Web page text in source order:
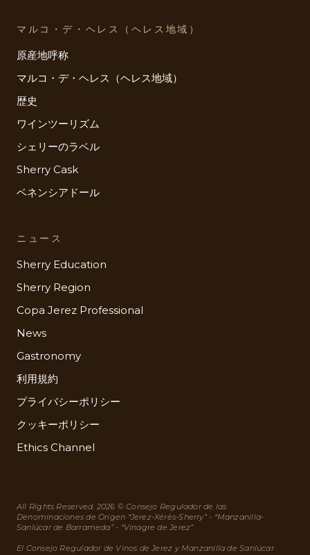
マルコ・デ・ヘレス（ヘレス地域）
原産地呼称
マルコ・デ・ヘレス（ヘレス地域）
歴史
ワインツーリズム
シェリーのラベル
Sherry Cask
ベネンシアドール
ニュース
Sherry Education
Sherry Region
Copa Jerez Professional
News
Gastronomy
利用規約
プライバシーポリシー
クッキーポリシー
Ethics Channel
All Rights Reserved. 2026 © Consejo Regulador de las
Denominaciones de Origen “Jerez-Xérès-Sherry” - “Manzanilla-
Sanlúcar de Barrameda” - “Vinagre de Jerez”
El Consejo Regulador de Vinos de Jerez y Manzanilla de Sanlúcar